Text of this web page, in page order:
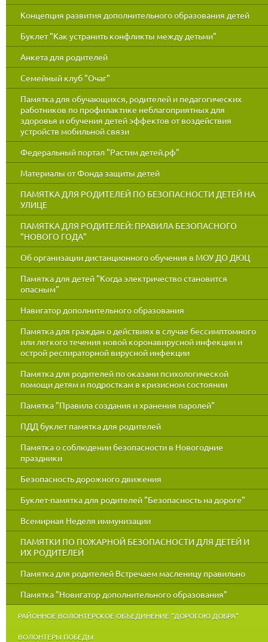
Концепция развития дополнительного образования детей
Буклет "Как устранить конфликты между детьми"
Анкета для родителей
Семейный клуб "Очаг"
Памятка для обучающихся, родителей и педагогических
работников по профилактике неблагоприятных для
здоровья и обучения детей эффектов от воздействия
устройств мобильной связи
Федеральный портал "Растим детей.рф"
Материалы от Фонда защиты детей
ПАМЯТКА ДЛЯ РОДИТЕЛЕЙ ПО БЕЗОПАСНОСТИ ДЕТЕЙ НА
УЛИЦЕ
ПАМЯТКА ДЛЯ РОДИТЕЛЕЙ: ПРАВИЛА БЕЗОПАСНОГО
"НОВОГО ГОДА"
Об организации дистанционного обучения в МОУ ДО ДЮЦ
Памятка для детей "Когда электричество становится
опасным"
Навигатор дополнительного образования
Памятка для граждан о действиях в случае бессимптомного
или легкого течения новой коронавирусной инфекции и
острой респираторной вирусной инфекции
Памятка для родителей по оказани психологической
помощи детям и подросткам в кризисном состоянии
Памятка "Правила создания и хранения паролей"
ПДД буклет памятка для родителей
Памятка о соблюдении безопасности в Новогодние
праздники
Безопасность дорожного движения
Буклет-памятка для родителей "Безопасность на дороге"
Всемирная Неделя иммунизации
ПАМЯТКИ ПО ПОЖАРНОЙ БЕЗОПАСНОСТИ ДЛЯ ДЕТЕЙ И
ИХ РОДИТЕЛЕЙ
Памятка для родителей Встречаем масленицу правильно
Памятка "Новигатор дополнительного образования"
РАЙОННОЕ ВОЛОНТЕРСКОЕ ОБЪЕДИНЕНИЕ "ДОРОГОЮ ДОБРА"
ВОЛОНТЕРЫ ПОБЕДЫ